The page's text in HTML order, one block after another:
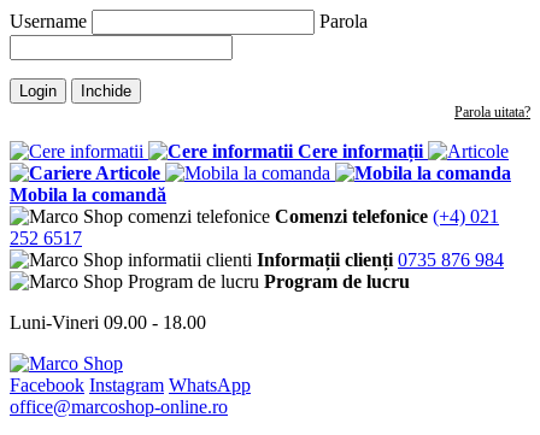
Username Parola
Login Inchide
Parola uitata?
Cere informații
Articole
Mobila la comandă
Comenzi telefonice (+4) 021
252 6517
Informații clienți 0735 876 984
Program de lucru
Luni-Vineri 09.00 - 18.00
Facebook Instagram WhatsApp
office@marcoshop-online.ro